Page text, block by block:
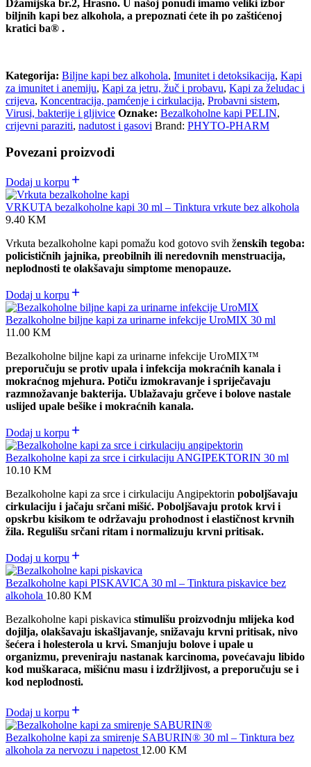
Džamijska br.2, Hrasno. U našoj ponudi imamo veliki izbor
biljnih kapi bez alkohola, a prepoznati ćete ih po zaštićenoj
kratici ba® .
Kategorija: Biljne kapi bez alkohola, Imunitet i detoksikacija, Kapi
za imunitet i anemiju, Kapi za jetru, žuč i probavu, Kapi za želudac i
crijeva, Koncentracija, pamćenje i cirkulacija, Probavni sistem,
Virusi, bakterije i gljivice Oznake: Bezalkoholne kapi PELIN,
crijevni paraziti, nadutost i gasovi Brand: PHYTO-PHARM
Povezani proizvodi
Dodaj u korpu
VRKUTA bezalkoholne kapi 30 ml – Tinktura vrkute bez alkohola
9.40 KM
Vrkuta bezalkoholne kapi pomažu kod gotovo svih ženskih tegoba:
policističnih jajnika, preobilnih ili neredovnih menstruacija,
neplodnosti te olakšavaju simptome menopauze.
Dodaj u korpu
Bezalkoholne biljne kapi za urinarne infekcije UroMIX 30 ml
11.00 KM
Bezalkoholne biljne kapi za urinarne infekcije UroMIX™
preporučuju se protiv upala i infekcija mokraćnih kanala i
mokraćnog mjehura. Potiču izmokravanje i spriječavaju
razmnožavanje bakterija. Ublažavaju grčeve i bolove nastale
uslijed upale bešike i mokraćnih kanala.
Dodaj u korpu
Bezalkoholne kapi za srce i cirkulaciju ANGIPEKTORIN 30 ml
10.10 KM
Bezalkoholne kapi za srce i cirkulaciju Angipektorin poboljšavaju
cirkulaciju i jačaju srčani mišić. Poboljšavaju protok krvi i
opskrbu kisikom te održavaju prohodnost i elastičnost krvnih
žila. Regulišu srčani ritam i normalizuju krvni pritisak.
Dodaj u korpu
Bezalkoholne kapi PISKAVICA 30 ml – Tinktura piskavice bez
alkohola 10.80 KM
Bezalkoholne kapi piskavica stimulišu proizvodnju mlijeka kod
dojilja, olakšavaju iskašljavanje, snižavaju krvni pritisak, nivo
šećera i holesterola u krvi. Smanjuju bolove i upale u
organizmu, preveniraju nastanak karcinoma, povećavaju libido
kod muškaraca, mišićnu masu i izdržljivost, a preporučuju se i
kod neplodnosti.
Dodaj u korpu
Bezalkoholne kapi za smirenje SABURIN® 30 ml – Tinktura bez
alkohola za nervozu i napetost 12.00 KM